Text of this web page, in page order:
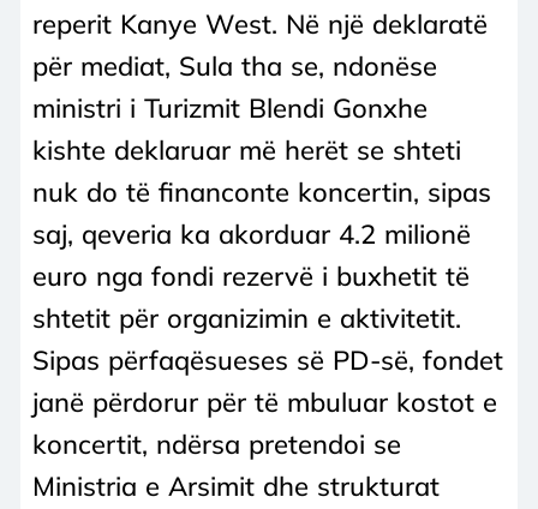
reperit Kanye West. Në një deklaratë
për mediat, Sula tha se, ndonëse
ministri i Turizmit Blendi Gonxhe
kishte deklaruar më herët se shteti
nuk do të financonte koncertin, sipas
saj, qeveria ka akorduar 4.2 milionë
euro nga fondi rezervë i buxhetit të
shtetit për organizimin e aktivitetit.
Sipas përfaqësueses së PD-së, fondet
janë përdorur për të mbuluar kostot e
koncertit, ndërsa pretendoi se
Ministria e Arsimit dhe strukturat